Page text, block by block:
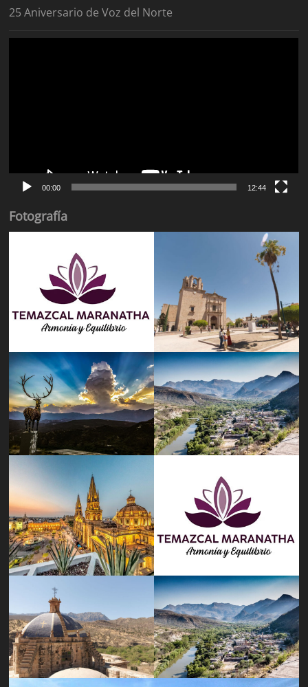
25 Aniversario de Voz del Norte
00:00 12:44
Fotografía